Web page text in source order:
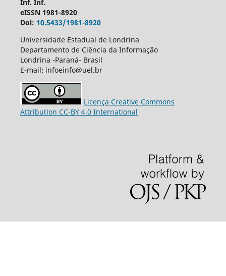
Inf. Inf.
eISSN 1981-8920
Doi: 10.5433/1981-8920
Universidade Estadual de Londrina
Departamento de Ciência da Informação
Londrina -Paraná- Brasil
E-mail: infoeinfo@uel.br
Licença Creative Commons
Attribution CC-BY 4.0 International